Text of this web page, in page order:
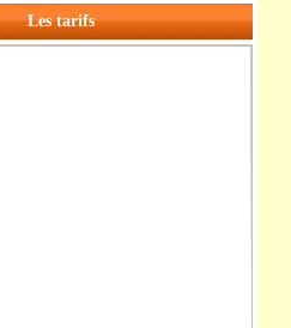
Les tarifs